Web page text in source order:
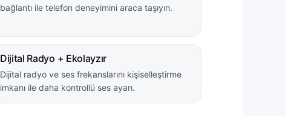
bağlantı ile telefon deneyimini araca taşıyın.
Dijital Radyo + Ekolayzır
Dijital radyo ve ses frekanslarını kişiselleştirme
imkanı ile daha kontrollü ses ayarı.